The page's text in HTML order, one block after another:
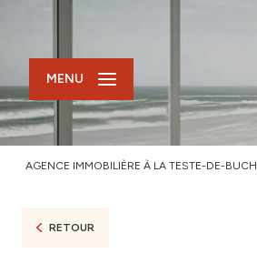
MENU
AGENCE IMMOBILIÈRE À LA TESTE-DE-BUCH
RETOUR